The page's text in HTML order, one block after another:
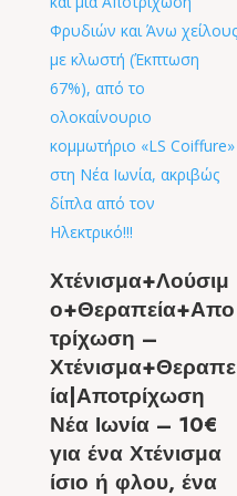
Χτένισμα+Λούσιμ
ο+Θεραπεία+Απο
τρίχωση –
Χτένισμα+Θεραπε
ία|Αποτρίχωση
Νέα Ιωνία – 10€
για ένα Χτένισμα
ίσιο ή φλου, ένα